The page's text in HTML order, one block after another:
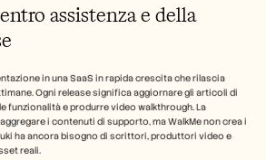
assistenza e della
in una SaaS in rapida crescita che rilascia
Ogni release significa aggiornare gli articoli di
funzionalità e produrre video walkthrough. La
i contenuti di supporto, ma WalkMe non crea i
ha ancora bisogno di scrittori, produttori video e
reali.